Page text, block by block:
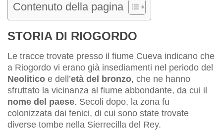
Contenuto della pagina
STORIA DI RIOGORDO
Le tracce trovate presso il fiume Cueva indicano che
a Riogordo vi erano già insediamenti nel periodo del
Neolitico e dell’età del bronzo, che ne hanno
sfruttato la vicinanza al fiume abbondante, da cui il
nome del paese. Secoli dopo, la zona fu
colonizzata dai fenici, di cui sono state trovate
diverse tombe nella Sierrecilla del Rey.